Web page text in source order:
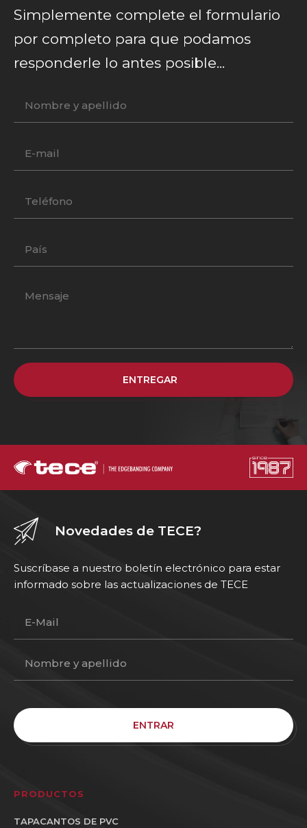
Simplemente complete el formulario
por completo para que podamos
responderle lo antes posible...
ENTREGAR
Novedades de TECE?
Suscríbase a nuestro boletín electrónico para estar
informado sobre las actualizaciones de TECE
ENTRAR
PRODUCTOS
TAPACANTOS DE PVC